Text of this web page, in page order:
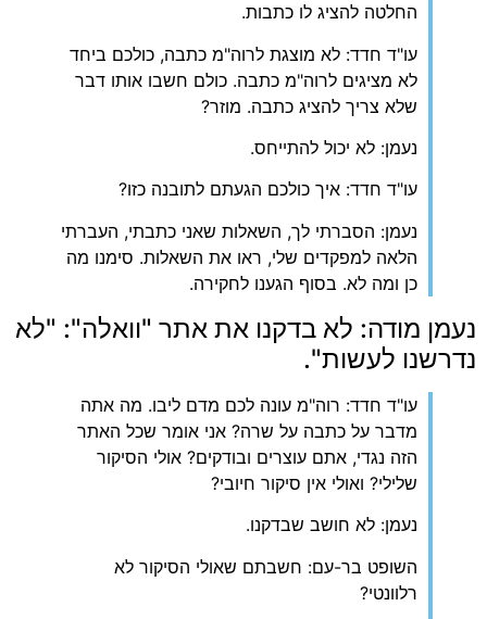
החלטה להציג לו כתבות.
עו"ד חדד: לא מוצגת לרוה"מ כתבה, כולכם ביחד
לא מציגים לרוה"מ כתבה. כולם חשבו אותו דבר
שלא צריך להציג כתבה. מוזר?
נעמן: לא יכול להתייחס.
עו"ד חדד: איך כולכם הגעתם לתובנה כזו?
נעמן: הסברתי לך, השאלות שאני כתבתי, העברתי
הלאה למפקדים שלי, ראו את השאלות. סימנו מה
כן ומה לא. בסוף הגענו לחקירה.
נעמן מודה: לא בדקנו את אתר "וואלה": "לא
נדרשנו לעשות".
עו"ד חדד: רוה"מ עונה לכם מדם ליבו. מה אתה
מדבר על כתבה על שרה? אני אומר שכל האתר
הזה נגדי, אתם עוצרים ובודקים? אולי הסיקור
שלילי? ואולי אין סיקור חיובי?
נעמן: לא חושב שבדקנו.
השופט בר-עם: חשבתם שאולי הסיקור לא
רלוונטי?